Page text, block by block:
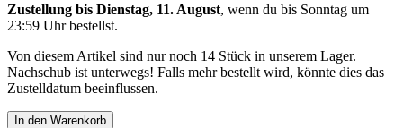
Zustellung bis Dienstag, 11. August, wenn du bis Sonntag um
23:59 Uhrbestellst.
Von diesem Artikel sind nur noch 14 Stück in unserem Lager.
Nachschub ist unterwegs! Falls mehr bestellt wird, könnte dies das
Zustelldatum beeinflussen.
In den Warenkorb